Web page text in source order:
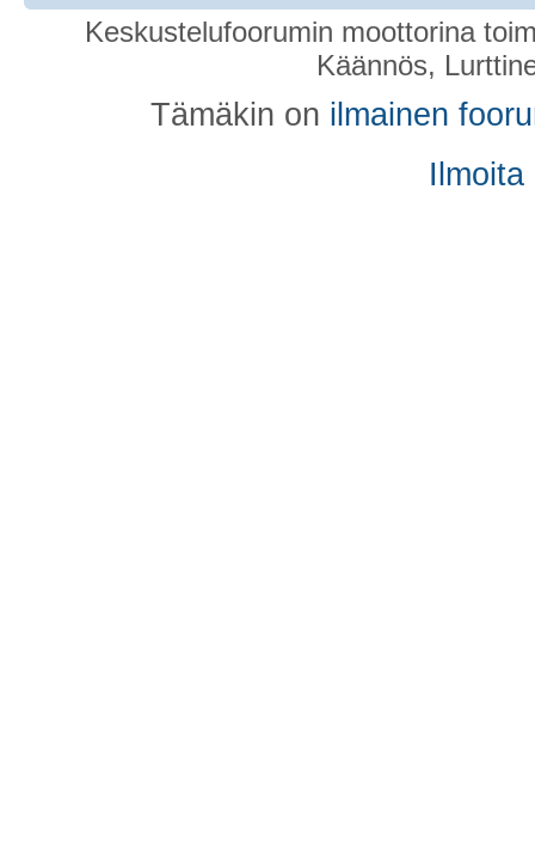
Keskustelufoorumin moottorina
Käännös,
Tämäkin on ilmainen